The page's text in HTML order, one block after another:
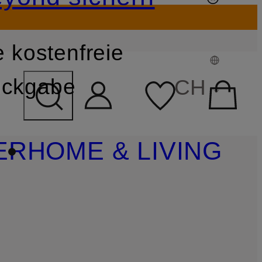
ÜBERSPRINGEN
kostenfreie
CH
HOME & LIVING